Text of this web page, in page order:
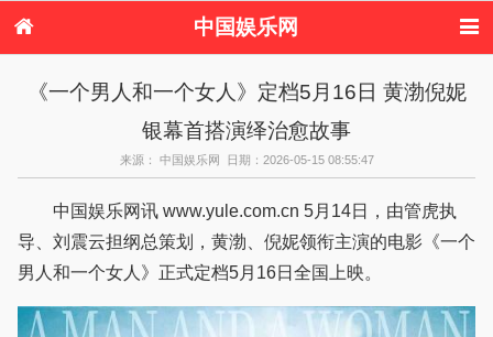
中国娱乐网
电视剧
演唱会 综艺节目
偶像活动
《一个男人和一个女人》定档5月16日 黄渤倪妮
银幕首搭演绎治愈故事
来源： 中国娱乐网 日期：2026-05-15 08:55:47
中国娱乐网讯 www.yule.com.cn 5月14日，由管虎执
导、刘震云担纲总策划，黄渤、倪妮领衔主演的电影《一个
男人和一个女人》正式定档5月16日全国上映。